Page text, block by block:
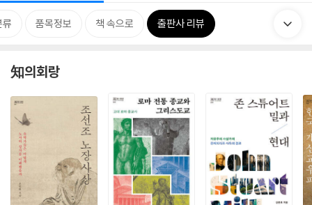
류 품목정보 책 속으로 출판사 리뷰
知의회랑